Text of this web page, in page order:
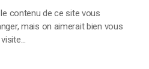
contenu de ce site vous
mais on aimerait bien vous